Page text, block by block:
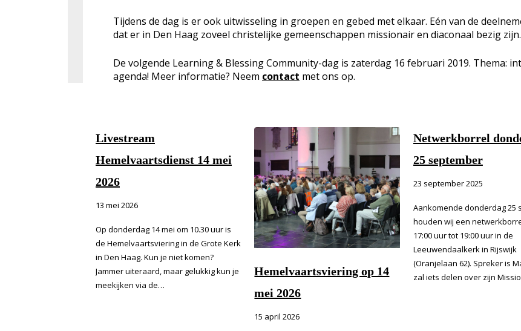
Tijdens de dag is er ook uitwisseling in groepen en gebed met elkaar. Eén van de
dat er in Den Haag zoveel christelijke gemeenschappen missionair en diaconaal bezig
De volgende Learning & Blessing Community-dag is zaterdag 16 februari 2019. Thema:
agenda! Meer informatie? Neem contact met ons op.
Livestream
Hemelvaartsdienst 14 mei
2026
13 mei 2026
Op donderdag 14 mei om 10.30 uur is
de Hemelvaartsviering in de Grote Kerk
in Den Haag. Kun je niet komen?
Jammer uiteraard, maar gelukkig kun je
meekijken via de…
Hemelvaartsviering op 14
mei 2026
15 april 2026
Netwerkborrel
25 september
23 september 2025
Aankomende donderdag 25
houden wij een
17:00 uur tot 19:00 uur in de
Leeuwendaalkerk in Rijswijk
(Oranjelaan 62). Spreker is
zal iets delen over zijn